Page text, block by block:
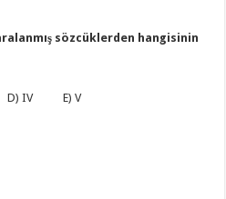
sözcüklerden hangisinin
IV E) V